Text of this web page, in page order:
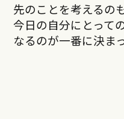
先のことを考えるの
今日の自分にとって
なるのが一番に決ま